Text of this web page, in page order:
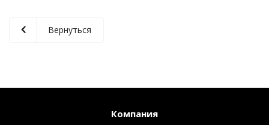
Вернуться
Компания